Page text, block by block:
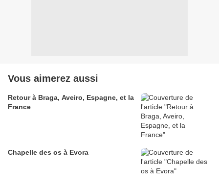
Vous aimerez aussi
Retour à Braga, Aveiro, Espagne, et la
France
Chapelle des os à Evora